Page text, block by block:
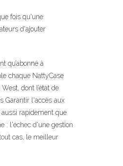
fois qu'une
d'ajouter
qu’abonné à
chaque NattyCase
dont l’état de
Garantir l'accès aux
rapidement que
: l'échec d'une gestion
cas, le meilleur